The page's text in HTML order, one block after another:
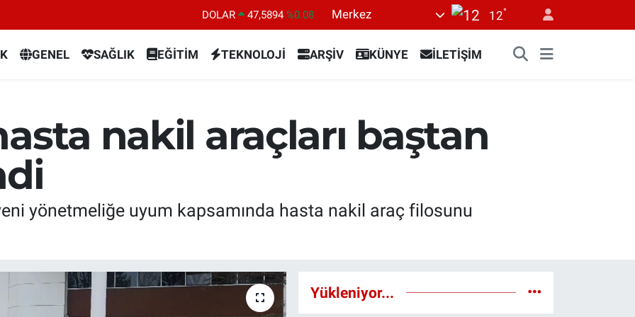
DOLAR 47,5894 %0.08
13.703 %11
BITCOIN
64.927,78 %1.32
Merkez 12°
GENEL SAĞLIK EĞİTİM TEKNOLOJİ ARŞİV KÜNYE İLETİŞİM
nakil araçları baştan
yönetmeliğe uyum kapsamında hasta nakil araç filosunu
Yükleniyor...